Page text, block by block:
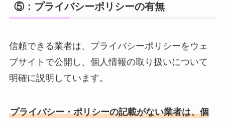
⑤：プライバシーポリシーの有無
信頼できる業者は、プライバシーポリシーをウェ
ブサイトで公開し、個人情報の取り扱いについて
明確に説明しています。
プライバシー・ポリシーの記載がない業者は、個